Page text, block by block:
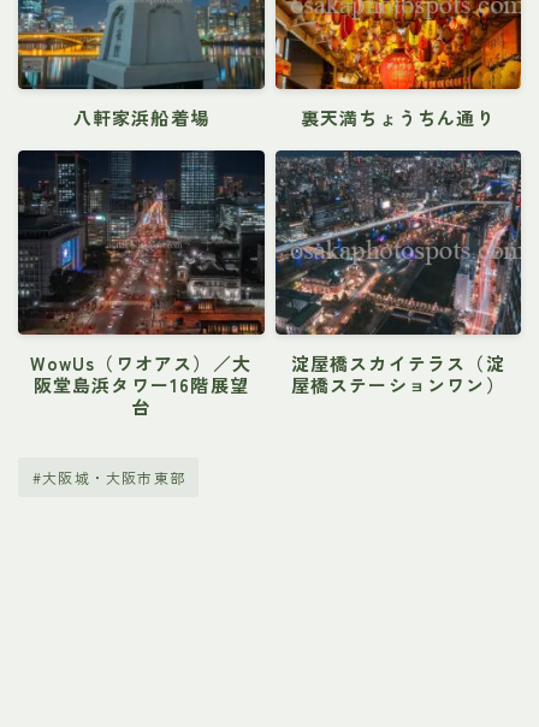
八軒家浜船着場 裏天満ちょうちん通り
WowUs（ワオアス）／大
阪堂島浜タワー16階展望
台
淀屋橋スカイテラス（淀
屋橋ステーションワン）
#大阪城・大阪市東部